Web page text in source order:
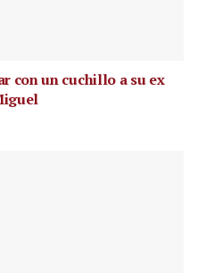
con un cuchillo a su ex